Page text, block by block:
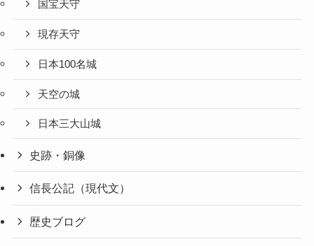
国宝天守
現存天守
日本100名城
天空の城
日本三大山城
史跡・銅像
信長公記（現代文）
歴史ブログ